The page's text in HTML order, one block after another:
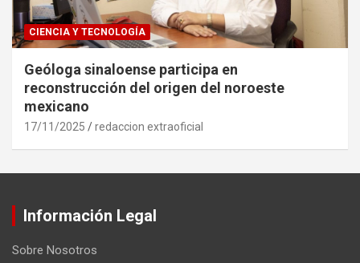
CIENCIA Y TECNOLOGÍA
Geóloga sinaloense participa en
reconstrucción del origen del noroeste
mexicano
17/11/2025 redaccion extraoficial
Información Legal
Sobre Nosotros